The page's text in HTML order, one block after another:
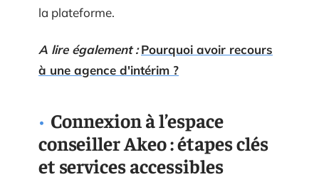
la plateforme.
A lire également : Pourquoi avoir recours
à une agence d'intérim ?
Connexion à l’espace
conseiller Akeo : étapes clés
et services accessibles